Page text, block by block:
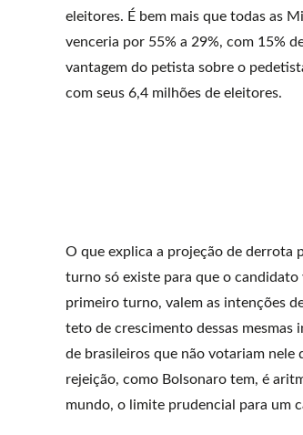
eleitores. É bem mais que todas as
venceria por 55% a 29%, com 15%
vantagem do petista sobre o
com seus 6,4 milhões de eleitores.
O que explica a projeção de derrota
turno só existe para que o candidato
primeiro turno, valem as intenções
teto de crescimento dessas
de brasileiros que não votariam nele
rejeição, como Bolsonaro tem, é
mundo, o limite prudencial para um